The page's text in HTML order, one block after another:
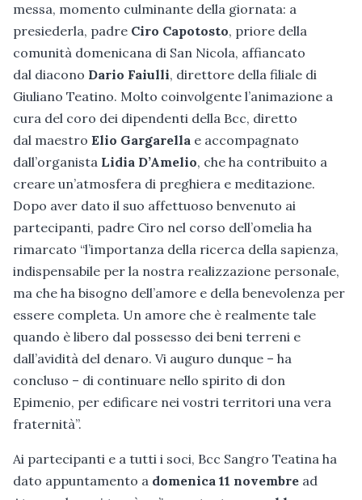
messa, momento culminante della giornata: a
presiederla, padre Ciro Capotosto, priore della
comunità domenicana di San Nicola, affiancato
dal diacono Dario Faiulli, direttore della filiale di
Giuliano Teatino. Molto coinvolgente l’animazione a
cura del coro dei dipendenti della Bcc, diretto
dal maestro Elio Gargarella e accompagnato
dall’organista Lidia D’Amelio, che ha contribuito a
creare un’atmosfera di preghiera e meditazione.
Dopo aver dato il suo affettuoso benvenuto ai
partecipanti, padre Ciro nel corso dell’omelia ha
rimarcato “l’importanza della ricerca della sapienza,
indispensabile per la nostra realizzazione personale,
ma che ha bisogno dell’amore e della benevolenza per
essere completa. Un amore che è realmente tale
quando è libero dal possesso dei beni terreni e
dall’avidità del denaro. Vi auguro dunque – ha
concluso – di continuare nello spirito di don
Epimenio, per edificare nei vostri territori una vera
fraternità”.
Ai partecipanti e a tutti i soci, Bcc Sangro Teatina ha
dato appuntamento a domenica 11 novembre ad